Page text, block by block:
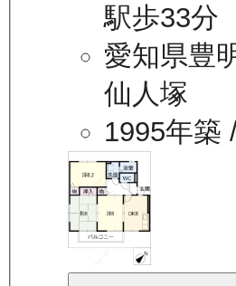
駅歩33分
愛知県豊
仙人塚
1995年築